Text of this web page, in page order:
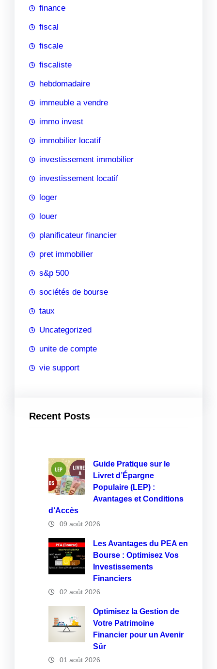
finance
fiscal
fiscale
fiscaliste
hebdomadaire
immeuble a vendre
immo invest
immobilier locatif
investissement immobilier
investissement locatif
loger
louer
planificateur financier
pret immobilier
s&p 500
sociétés de bourse
taux
Uncategorized
unite de compte
vie support
Recent Posts
Guide Pratique sur le
Livret d’Épargne
Populaire (LEP) :
Avantages et Conditions
d’Accès
09 août 2026
Les Avantages du PEA en
Bourse : Optimisez Vos
Investissements
Financiers
02 août 2026
Optimisez la Gestion de
Votre Patrimoine
Financier pour un Avenir
Sûr
01 août 2026